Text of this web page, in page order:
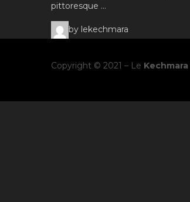
pittoresque …
by lekechmara
Copyright © 2021 – Le Kechmara